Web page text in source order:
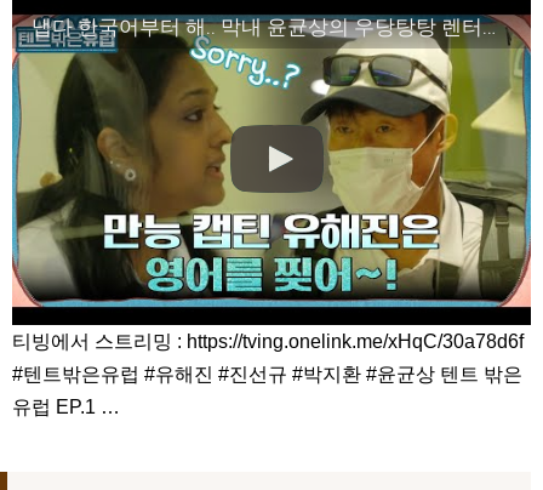
냅다 한국어부터 해.. 막내 윤균상의 우당탕탕 렌터카 찾기 (ft. 영어왕 갓해진👍) #텐트밖은유럽 EP.1 | tvN 220803 방송
티빙에서 스트리밍 : https://tving.onelink.me/xHqC/30a78d6f
#텐트밖은유럽 #유해진 #진선규 #박지환 #윤균상 텐트 밖은
유럽 EP.1 …